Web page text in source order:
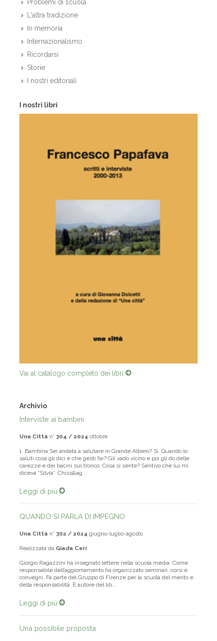
Problemi di scuola
L'altra tradizione
In memoria
Internazionalismo
Ricordarsi
Storie
I nostri editoriali
I nostri libri
Vai al catalogo completo dei libri
Archivio
Interviste ai bambini
Una Città n° 304 / 2024 ottobre
1. Bambina Sei andata a salutare in Grande Albero? Sì. Quando lo
saluti cosa gli dici e che gesti fai? Gli vado vicino e poi gli do delle
carezze e dei bacini sul tronco. Cosa si sente? Sentivo che lui mi
diceva “Silvia”. Chiss&ag...
Leggi di più
QUANDO SI PARLA DI IMPEGNO
Una Città n° 302 / 2024 giugno-luglio-agosto
Realizzata da Giada Ceri
Giorgio Ragazzini ha insegnato lettere nella scuola media. Come
responsabile dell’aggiornamento ha organizzato seminari, corsi e
convegni. Fa parte del Gruppo di Firenze per la scuola del merito e
della responsabilità. È autore del lib...
Leggi di più
Una possibile proposta